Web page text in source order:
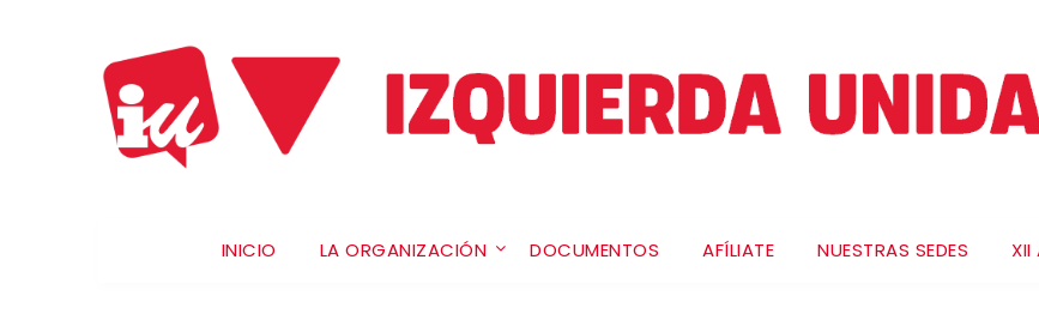
INICIO LA ORGANIZACIÓN DOCUMENTOS AFÍLIATE NUESTRAS SEDES